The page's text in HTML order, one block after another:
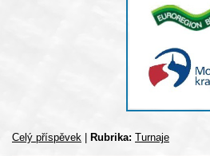
Celý příspěvek Rubrika: Turnaje